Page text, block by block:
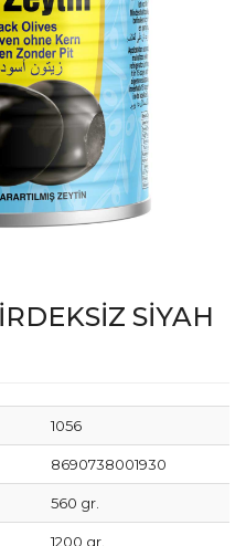
SİYAH
1056
8690738001930
560 gr.
1200 gr.